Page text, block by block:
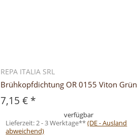
REPA ITALIA SRL
Brühkopfdichtung OR 0155 Viton Grün
7,15 € *
verfügbar
Lieferzeit:2 - 3 Werktage**(DE - Ausland
abweichend)